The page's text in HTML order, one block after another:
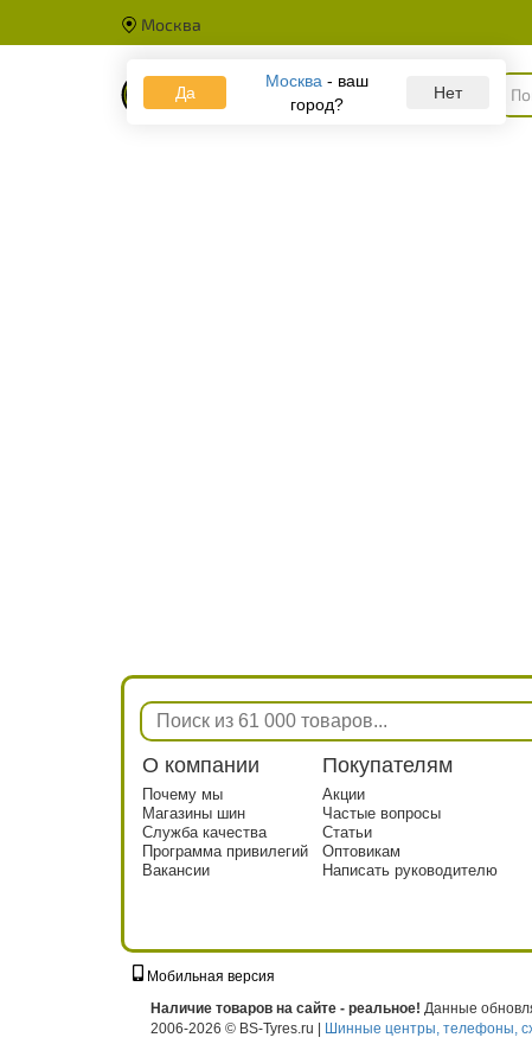
Москва
Да
Москва - ваш
город?
Нет
Каталог
О компании
Почему мы
Магазины шин
Служба качества
Программа привилегий
Вакансии
Покупателям
Акции
Частые вопросы
Статьи
Оптовикам
Написать руководителю
Мобильная версия
Наличие товаров на сайте - реальное! Данные
2006-2026 © BS-Tyres.ru |
Шинные центры, телефоны,